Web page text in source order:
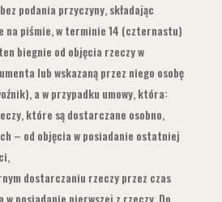
podania przyczyny, składając
na piśmie, w terminie 14 (czternastu)
biegnie od objęcia rzeczy w
lub wskazaną przez niego osobę
a w przypadku umowy, która:
które są dostarczane osobno,
– od objęcia w posiadanie ostatniej
dostarczaniu rzeczy przez czas
w posiadanie pierwszej z rzeczy. Do